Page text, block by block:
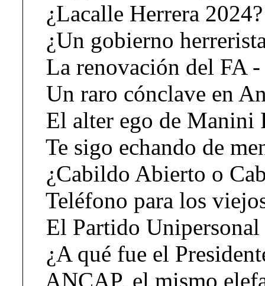
¿Lacalle Herrera
¿Un gobierno
La renovación del FA
Un raro cónclave en
El alter ego de Manini
Te sigo echando de
¿Cabildo Abierto o
Teléfono para los
El Partido
¿A qué fue el
ANCAP, el mismo